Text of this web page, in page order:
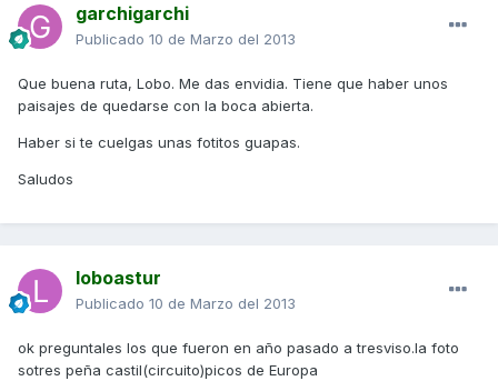
garchigarchi
Publicado 10 de Marzo del 2013
Que buena ruta, Lobo. Me das envidia. Tiene que haber unos
paisajes de quedarse con la boca abierta.
Haber si te cuelgas unas fotitos guapas.
Saludos
loboastur
Publicado 10 de Marzo del 2013
ok preguntales los que fueron en año pasado a tresviso.la foto
sotres peña castil(circuito)picos de Europa